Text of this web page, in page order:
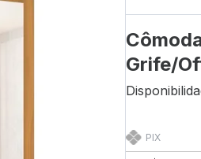
Grife/
PIX